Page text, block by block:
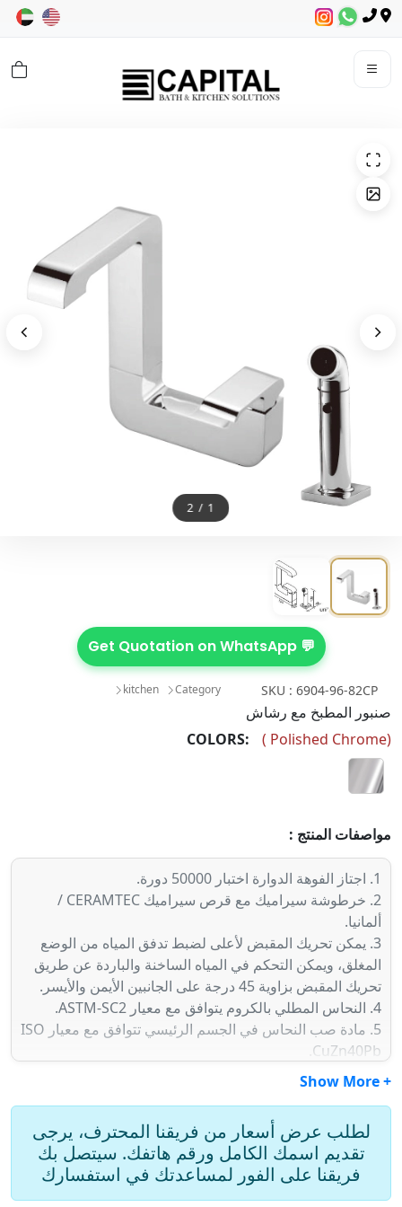
1
/
2
💬 Get Quotation on WhatsApp
Category
kitchen SKU : 6904-96-82CP
صنبور المطبخ مع رشاش
COLORS:
( Polished Chrome)
مواصفات المنتج :
1. اجتاز الفوهة الدوارة اختبار 50000 دورة.
2. خرطوشة سيراميك مع قرص سيراميك CERAMTEC /
ألمانيا.
3. يمكن تحريك المقبض لأعلى لضبط تدفق المياه من الوضع
المغلق، ويمكن التحكم في المياه الساخنة والباردة عن طريق
تحريك المقبض بزاوية 45 درجة على الجانبين الأيمن والأيسر.
4. النحاس المطلي بالكروم يتوافق مع معيار ASTM-SC2.
5. مادة صب النحاس في الجسم الرئيسي تتوافق مع معيار ISO
CuZn40Pb.
أنثوي متصل بنظام إمداد المياه).
8. خرطوم مضفر من الفولاذ المقاوم للصدأ مع أنبوب
SANTOPRENE (يتوافق مع موافقة NSF)، يمكنه تحمل ضغط
مياه 15 كجم/سم2 وحرارة 120 درجة مئوية.
+ Show More
لطلب عرض أسعار من فريقنا المحترف، يرجى
تقديم اسمك الكامل ورقم هاتفك. سيتصل بك
فريقنا على الفور لمساعدتك في استفسارك